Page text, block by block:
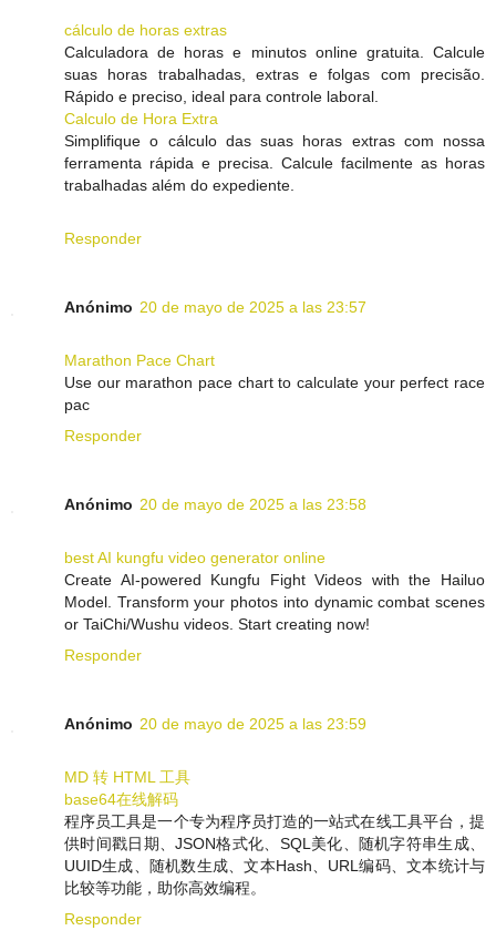
cálculo de horas extras
Calculadora de horas e minutos online gratuita. Calcule
suas horas trabalhadas, extras e folgas com precisão.
Rápido e preciso, ideal para controle laboral.
Calculo de Hora Extra
Simplifique o cálculo das suas horas extras com nossa
ferramenta rápida e precisa. Calcule facilmente as horas
trabalhadas além do expediente.
Responder
Anónimo 20 de mayo de 2025 a las 23:57
Marathon Pace Chart
Use our marathon pace chart to calculate your perfect race
pac
Responder
Anónimo 20 de mayo de 2025 a las 23:58
best AI kungfu video generator online
Create AI-powered Kungfu Fight Videos with the Hailuo
Model. Transform your photos into dynamic combat scenes
or TaiChi/Wushu videos. Start creating now!
Responder
Anónimo 20 de mayo de 2025 a las 23:59
MD 转 HTML 工具
base64在线解码
程序员工具是一个专为程序员打造的一站式在线工具平台，提
供时间戳日期、JSON格式化、SQL美化、随机字符串生成、
UUID生成、随机数生成、文本Hash、URL编码、文本统计与
比较等功能，助你高效编程。
Responder